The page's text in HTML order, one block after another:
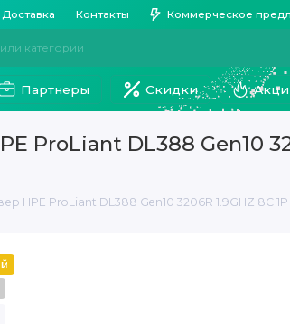
Доставка Контакты Коммерческое
Партнеры Скидки
ProLiant DL388 Gen10
HPE ProLiant DL388 Gen10 3206R 1.9GHZ 8C